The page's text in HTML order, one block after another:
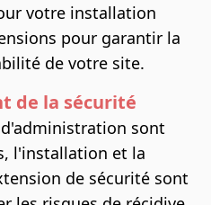
votre installation
pour garantir la
de votre site.
de la sécurité
sont
l'installation et la
de sécurité sont